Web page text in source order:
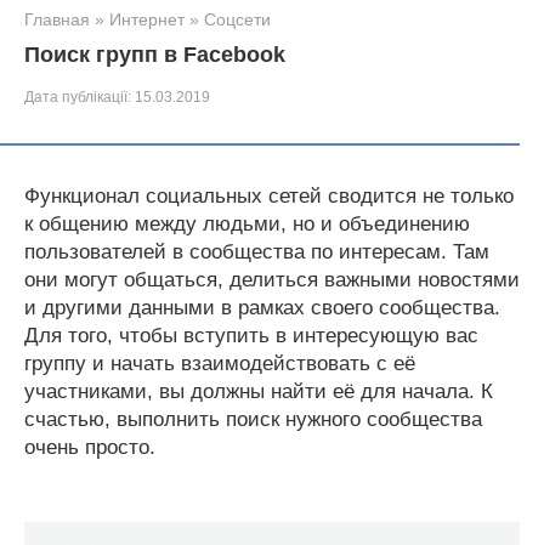
Главная » Интернет » Соцсети
Поиск групп в Facebook
Дата публікації: 15.03.2019
Функционал социальных сетей сводится не только
к общению между людьми, но и объединению
пользователей в сообщества по интересам. Там
они могут общаться, делиться важными новостями
и другими данными в рамках своего сообщества.
Для того, чтобы вступить в интересующую вас
группу и начать взаимодействовать с её
участниками, вы должны найти её для начала. К
счастью, выполнить поиск нужного сообщества
очень просто.